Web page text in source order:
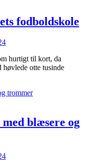
fodboldskole
hurtigt til kort, da
otte tusinde
blæsere og